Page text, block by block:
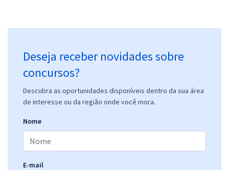
Deseja receber novidades sobre
concursos?
Descubra as oportunidades disponíveis dentro da sua área
de interesse ou da região onde você mora.
Nome
E-mail